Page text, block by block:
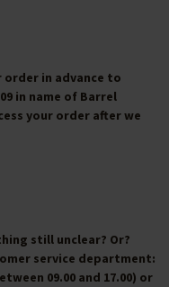
in advance to
09 in name of Barrel
your order after we
still unclear? Or?
service department:
09.00 and 17.00) or